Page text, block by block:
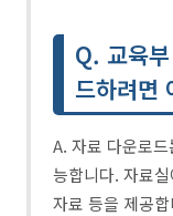
Q. 교육
드하려면
A. 자료 다운로
능합니다. 자료
자료 등을 제공